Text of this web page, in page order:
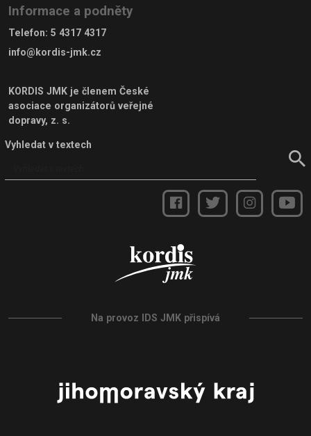
Informace a podněty
Telefon: 5 4317 4317
info@kordis-jmk.cz
KORDIS JMK je členem České
asociace organizátorů veřejné
dopravy, z. s.
Vyhledat v textech
Na provoz IDS JMK přispívá